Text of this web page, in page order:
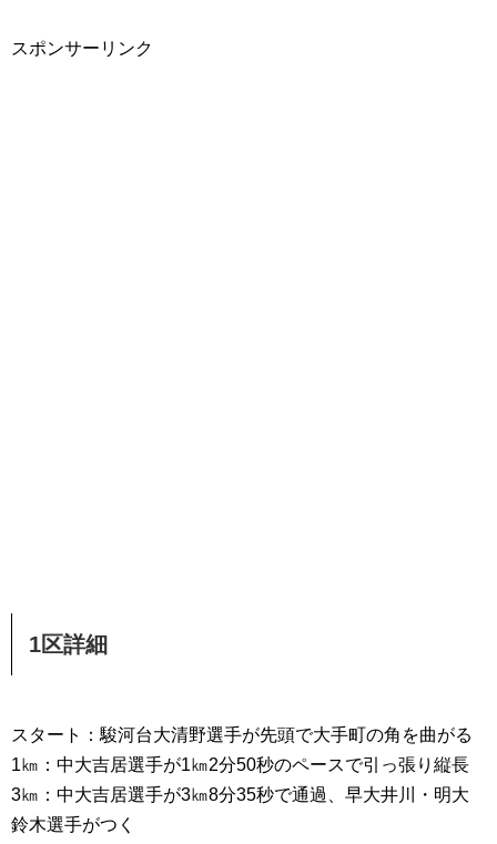
スポンサーリンク
1区詳細
スタート：駿河台大清野選手が先頭で大手町の角を曲がる
1㎞：中大吉居選手が1㎞2分50秒のペースで引っ張り縦長
3㎞：中大吉居選手が3㎞8分35秒で通過、早大井川・明大
鈴木選手がつく